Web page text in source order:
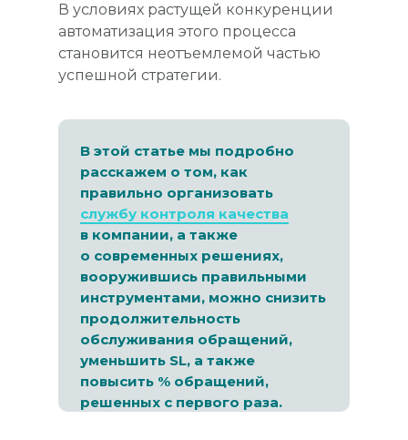
В условиях растущей конкуренции
автоматизация этого процесса
становится неотъемлемой частью
успешной стратегии.
В этой статье мы подробно
расскажем о том, как
правильно организовать
службу контроля качества
в компании, а также
о современных решениях,
вооружившись правильными
инструментами, можно снизить
продолжительность
обслуживания обращений,
уменьшить SL, а также
повысить % обращений,
решенных с первого раза.